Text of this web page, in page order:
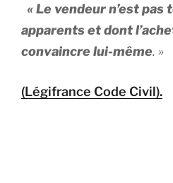
« Le vendeur n’est pas
apparents et dont
convaincre lui-même. »
(Légifrance Code Civil).